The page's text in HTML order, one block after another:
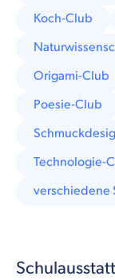
Koch-Club
Origami-Club
Poesie-Club
Technologie-
verschiedene